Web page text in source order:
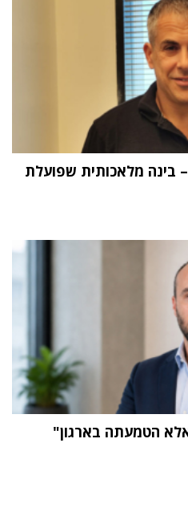
"העתיד הוא Physical AI – בינה מלאכותית שפועלת